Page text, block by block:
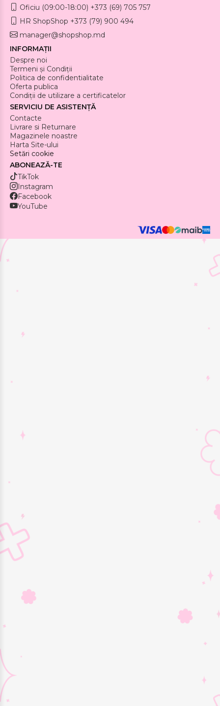
Oficiu (09:00-18:00) +373 (69) 705 757
HR ShopShop +373 (79) 900 494
manager@shopshop.md
INFORMAȚII
Despre noi
Termeni și Condiții
Politica de confidentialitate
Oferta publica
Condiții de utilizare a certificatelor
SERVICIU DE ASISTENȚĂ
Contacte
Livrare si Returnare
Magazinele noastre
Harta Site-ului
Setări cookie
ABONEAZĂ-TE
TikTok
Instagram
Facebook
YouTube